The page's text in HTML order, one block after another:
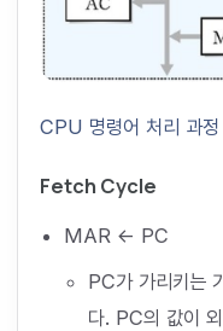
CPU 명령어 처리 과정
Fetch Cycle
MAR ← PC
PC가 가리키는
다. PC의 값이